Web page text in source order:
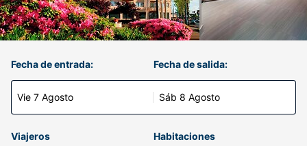
Fecha de entrada:
Vie 7 Agosto
Fecha de salida:
Sáb 8 Agosto
Viajeros Habitaciones